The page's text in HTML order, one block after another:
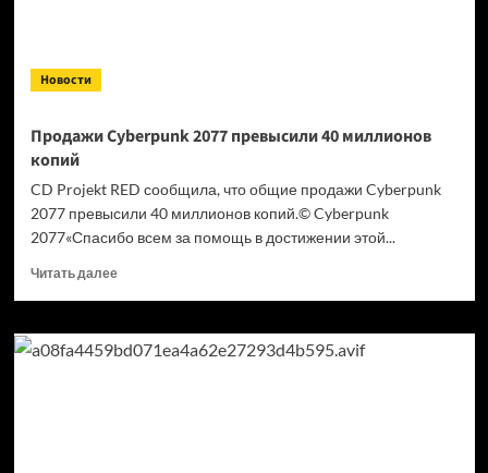
Новости
Продажи Cyberpunk 2077 превысили 40 миллионов
копий
CD Projekt RED сообщила, что общие продажи Cyberpunk
2077 превысили 40 миллионов копий.© Cyberpunk
2077«Спасибо всем за помощь в достижении этой...
Читать далееПрочитать
Продажи
Cyberpunk